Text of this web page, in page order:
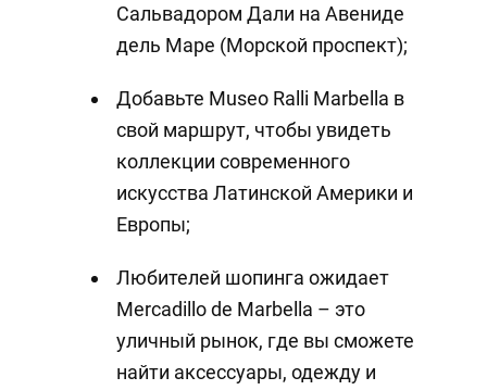
Сальвадором Дали на Авениде
дель Маре (Морской проспект);
Добавьте Museo Ralli Marbella в
свой маршрут, чтобы увидеть
коллекции современного
искусства Латинской Америки и
Европы;
Любителей шопинга ожидает
Mercadillo de Marbella – это
уличный рынок, где вы сможете
найти аксессуары, одежду и